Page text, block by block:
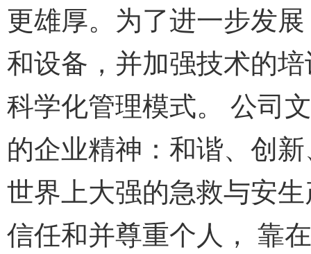
更雄厚。为了进一步发
和设备，并加强技术的
科学化管理模式。 公司
的企业精神：和谐、创
世界上大强的急救与安
信任和并尊重个人， 靠